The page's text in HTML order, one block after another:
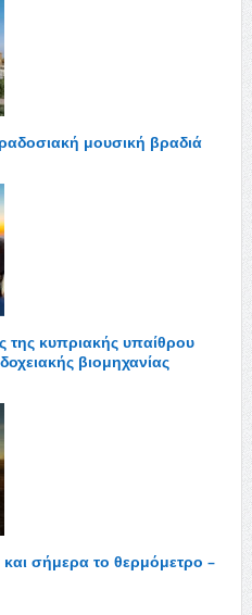
μουσική βραδιά
της κυπριακής υπαίθρου
βιομηχανίας
σήμερα το θερμόμετρο –